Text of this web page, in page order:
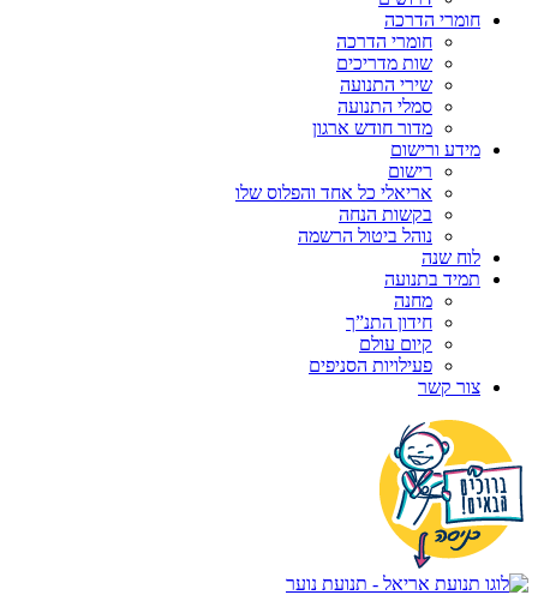
חומרי הדרכה
חומרי הדרכה
שות מדריכים
שירי התנועה
סמלי התנועה
מדור חודש ארגון
מידע ורישום
רישום
אריאלי כל אחד והפלוס שלו
בקשות הנחה
נוהל ביטול הרשמה
לוח שנה
תמיד בתנועה
מחנה
חידון התנ”ך
קיום עולם
פעילויות הסניפים
צור קשר